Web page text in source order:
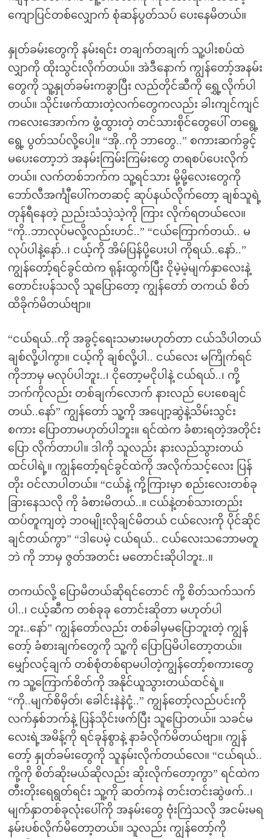
ကျောပြင်တစ်လျှောက် စုံဆန်ပွတ်သပ် ပေးနေမိတယ်။
နှုတ်ခမ်းတွေကို နမ်းရင်း တချက်တချက် သူ့ပါးစပ်ထဲ
လျှာကို ထိုးသွင်းလိုက်တယ်။ အဲဒီနောက် ကျွန်တော့်အနမ်း
တွေကို သူ့နှုတ်ခမ်းကခွာပြီး လည်တိုင်ဆီကို ရွှေ့လိုက်ပါ
တယ်။ သိုင်းဖက်ထားတဲ့လက်တွေကလည်း ခါးကျင်ကျင်
ကလေးအောက်က ဖွံ့ထွားတဲ့ တင်သားစိုင်တွေပေါ် တရွေ့
ရွေ့ ပွတ်သပ်လို့ပေါ့။ “အို..ကို ဘာတွေ..” စကားဆက်ခွင့်
မပေးတော့ဘဲ အနမ်းကြမ်းကြမ်းတွေ တရစပ်ပေးလိုက်
တယ်။ လက်တစ်ဘက်က သူ့ရင်သား မို့မို့လေးတွေကို
ဘော်လီအင်္ကျီပေါ်ကတဆင့် ဆုပ်နယ်လိုက်တော့ ချစ်သူရဲ့
တုန်ရီနေတဲ့ ညည်းသံသဲ့သဲ့ကို ကြား လိုက်ရတယ်လေ။
“ကို..ဘာလုပ်မလို့လည်းဟင်..” “ငယ်ကြောက်တယ်.. မ
လုပ်ပါနဲ့နော်..၊ ငယ့်ကို အိမ်ပြန်ပို့ပေးပါ ကိုရယ်..နော်..”
ကျွန်တော့်ရင်ခွင်ထဲက ရုန်းထွက်ပြီး ငိုမဲ့မဲ့မျက်နှာလေးနဲ့
တောင်းပန်သလို သူပြောတော့ ကျွန်တော် တကယ် စိတ်
ထိခိုက်မိတယ်ဗျာ။
“ငယ်ရယ်..ကို အခွင့်ရေးသမားမဟုတ်တာ ငယ်သိပါတယ်
ချစ်လို့ပါကွာ။ ငယ့်ကို ချစ်လို့ပါ.. ငယ်လေး မကြိုက်ရင်
ကိုဘာမှ မလုပ်ပါဘူး..၊ ငိုတော့မငိုပါနဲ့ ငယ်ရယ်..၊ ကို့
ဘက်ကိုလည်း တစ်ချက်လောက် နားလည် ပေးစေချင်
တယ်..နော်” ကျွန်တော် သူ့ကို အပျော့ဆွဲနဲ့သိမ်းသွင်း
စကား ပြောတာမဟုတ်ပါဘူး။ ရင်ထဲက ခံစားရတဲ့အတိုင်း
ပြော လိုက်တာပါ။ ဒါကို သူလည်း နားလည်သွားတယ်
ထင်ပါရဲ့။ ကျွန်တော့်ရင်ခွင်ထဲကို အလိုက်သင့်လေး ပြန်
တိုး ဝင်လာပါတယ်။ “ငယ်နဲ့ ကို့ကြားမှာ စည်းလေးတစ်ခု
ခြားနေသလို ကို ခံစားမိတယ်..။ ငယ်နဲ့တစ်သားတည်း
ထပ်တူကျတဲ့ ဘဝမျိုးလိုချင်မိတယ် ငယ်လေးကို ပိုင်ဆိုင်
ချင်တယ်ကွာ” “ဒါပေမဲ့ ငယ်ရယ်.. ငယ်လေးသဘောမတူ
ဘဲ ကို ဘာမှ ဇွတ်အတင်း မတောင်းဆိုပါဘူး..။
တကယ်လို့ ပြောမိတယ်ဆိုရင်တောင် ကို့ စိတ်သက်သက်
ပါ..၊ ငယ့်ဆီက တစ်ခုခု တောင်းဆိုတာ မဟုတ်ပါ
ဘူး..နော်” ကျွန်တော်လည်း တစ်ခါမှမပြောဘူးတဲ့ ကျွန်
တော့် ခံစားချက်တွေကို သူ့ကို ပြောပြမိပါတော့တယ်။
မျှော်လင့်ချက် တစ်စုံတစ်ရာမပါတဲ့ကျွန်တော့်စကားတွေ
က သူ့ကြောက်စိတ်ကို အနိုင်ယူသွားတယ်ထင်ရဲ့။
“ကို..မျက်စိမှိတ်၊ ခေါင်းနဲနဲငုံ့..” ကျွန်တော့်လည်ပင်းကို
လက်နှစ်ဘက်နဲ့ ပြန်သိုင်းဖက်ပြီး သူပြောတယ်။ သခင်မ
လေးရဲ့အမိန့်ကို ရင်ခုန်စွာနဲ့ နာခံလိုက်မိတယ်ဗျာ။ ကျွန်
တော့် နှုတ်ခမ်းတွေကို သူနမ်းလိုက်တယ်လေ။ “ငယ်ရယ်..
ကို့ကို စိတ်ဆိုးမယ်ဆိုလည်း ဆိုးလိုက်တော့ကွာ” ရင်ထဲက
တီးတိုးရေရွတ်ရင်း သူ့ကို ဆတ်ကနဲ တင်းတင်းဆွဲဖက်..၊
မျက်နှာတစ်ခုလုံးပေါ်ကို အနမ်းတွေ ဗုံးကြဲသလို အငမ်းမရ
နမ်းပစ်လိုက်မိတော့တယ်။ သူလည်း ကျွန်တော့်ကို